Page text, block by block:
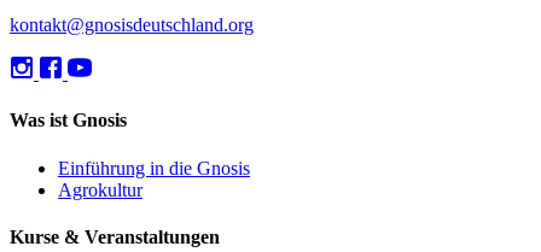
kontakt@gnosisdeutschland.org
Was ist Gnosis
Einführung in die Gnosis
Agrokultur
Kurse & Veranstaltungen